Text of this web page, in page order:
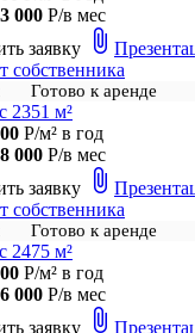
000 Р/в мес
заявку attach_file
собственника
Готово к аренде
2351 м²
Р/м² в год
000 Р/в мес
заявку attach_file
собственника
Готово к аренде
2475 м²
Р/м² в год
000 Р/в мес
заявку attach_file